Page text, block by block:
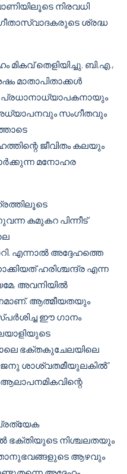
നിരവധി
ശ്രദ്ധ
മികവ് തെളിയിച്ചു. ബി.എ.,
മാതാപിതാക്കൾ
പ്രധാനാധ്യാപകനായും
സംഗീതവും
ജീവിതം കലയും
മനോഹര
കമുകറ പിന്നീട്
എന്നാൽ അദ്ദേഹത്തെ
ഹരിശ്ചന്ദ്ര എന്ന
അവനിയിൽ
ആത്മീയതയും
ഈ ഗാനം
ഭക്തകുചേലയിലെ
ശാശ്വതമീയുലകിൽ”
ഭക്തിയുടെ നിശ്ചലതയും
ആഴവും